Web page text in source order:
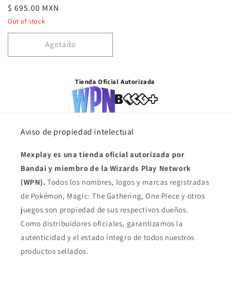
Precio
habitual
$ 695.00 MXN
Out of stock
Agotado
Tienda Oficial Autorizada
Aviso de propiedad intelectual
Mexplay es una tienda oficial autorizada por
Bandai y miembro de la Wizards Play Network
(WPN). Todos los nombres, logos y marcas registradas
de Pokémon, Magic: The Gathering, One Piece y otros
juegos son propiedad de sus respectivos dueños.
Como distribuidores oficiales, garantizamos la
autenticidad y el estado íntegro de todos nuestros
productos sellados.